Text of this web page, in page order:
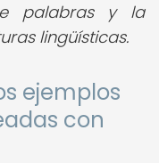
palabras y la
lingüísticas.
ejemplos
con